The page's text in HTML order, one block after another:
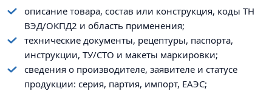
описание товара, состав или конструкция, коды ТН
ВЭД/ОКПД2 и область применения;
технические документы, рецептуры, паспорта,
инструкции, ТУ/СТО и макеты маркировки;
сведения о производителе, заявителе и статусе
продукции: серия, партия, импорт, ЕАЭС;